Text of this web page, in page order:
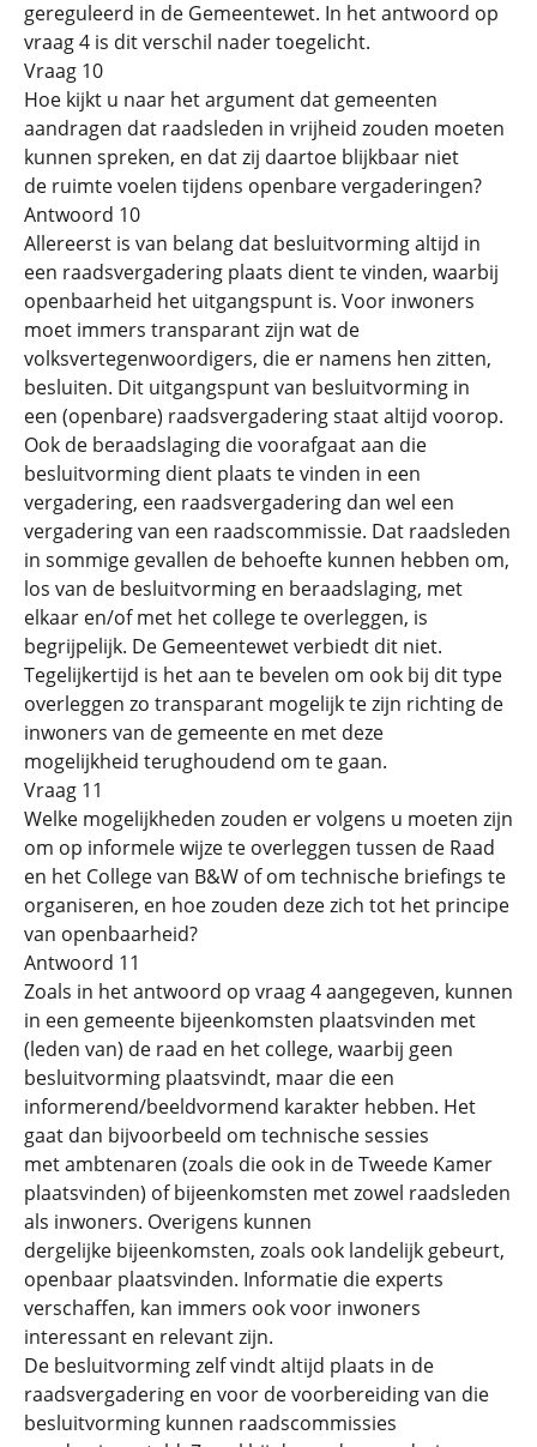
gereguleerd in de Gemeentewet. In het antwoord op
vraag 4 is dit verschil nader toegelicht.
Vraag 10
Hoe kijkt u naar het argument dat gemeenten
aandragen dat raadsleden in vrijheid zouden moeten
kunnen spreken, en dat zij daartoe blijkbaar niet
de ruimte voelen tijdens openbare vergaderingen?
Antwoord 10
Allereerst is van belang dat besluitvorming altijd in
een raadsvergadering plaats dient te vinden, waarbij
openbaarheid het uitgangspunt is. Voor inwoners
moet immers transparant zijn wat de
volksvertegenwoordigers, die er namens hen zitten,
besluiten. Dit uitgangspunt van besluitvorming in
een (openbare) raadsvergadering staat altijd voorop.
Ook de beraadslaging die voorafgaat aan die
besluitvorming dient plaats te vinden in een
vergadering, een raadsvergadering dan wel een
vergadering van een raadscommissie. Dat raadsleden
in sommige gevallen de behoefte kunnen hebben om,
los van de besluitvorming en beraadslaging, met
elkaar en/of met het college te overleggen, is
begrijpelijk. De Gemeentewet verbiedt dit niet.
Tegelijkertijd is het aan te bevelen om ook bij dit type
overleggen zo transparant mogelijk te zijn richting de
inwoners van de gemeente en met deze
mogelijkheid terughoudend om te gaan.
Vraag 11
Welke mogelijkheden zouden er volgens u moeten zijn
om op informele wijze te overleggen tussen de Raad
en het College van B&W of om technische briefings te
organiseren, en hoe zouden deze zich tot het principe
van openbaarheid?
Antwoord 11
Zoals in het antwoord op vraag 4 aangegeven, kunnen
in een gemeente bijeenkomsten plaatsvinden met
(leden van) de raad en het college, waarbij geen
besluitvorming plaatsvindt, maar die een
informerend/beeldvormend karakter hebben. Het
gaat dan bijvoorbeeld om technische sessies
met ambtenaren (zoals die ook in de Tweede Kamer
plaatsvinden) of bijeenkomsten met zowel raadsleden
als inwoners. Overigens kunnen
dergelijke bijeenkomsten, zoals ook landelijk gebeurt,
openbaar plaatsvinden. Informatie die experts
verschaffen, kan immers ook voor inwoners
interessant en relevant zijn.
De besluitvorming zelf vindt altijd plaats in de
raadsvergadering en voor de voorbereiding van die
besluitvorming kunnen raadscommissies